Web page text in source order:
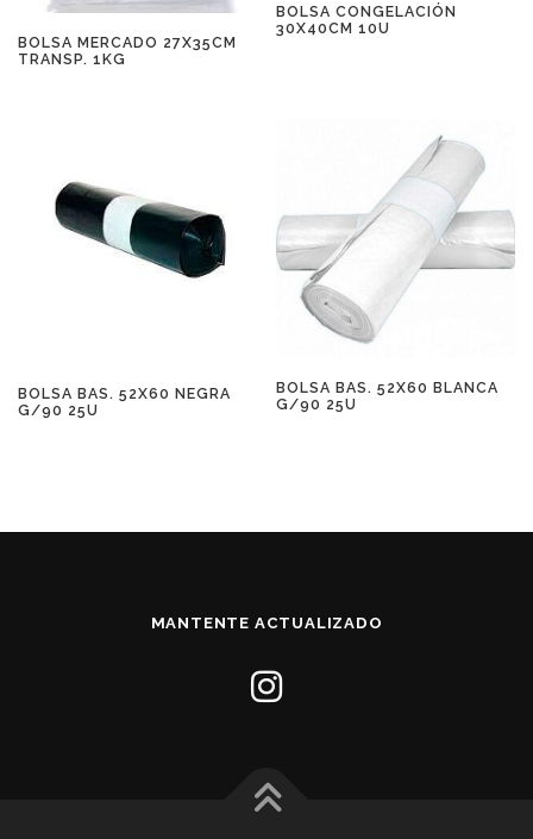
BOLSA MERCADO 27X35CM
TRANSP. 1KG
BOLSA CONGELACIÓN
30X40CM 10U
BOLSA BAS. 52X60 NEGRA
G/90 25U
BOLSA BAS. 52X60 BLANCA
G/90 25U
MANTENTE ACTUALIZADO